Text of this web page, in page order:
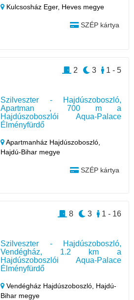
Kulcsosház Eger, Heves megye
SZÉP kártya
Szilveszter - Hajdúszoboszló,
Apartman , 700 m a
Hajdúszoboszlói Aqua-Palace
Élményfürdő
Apartmanház Hajdúszoboszló,
Hajdú-Bihar megye
SZÉP kártya
1 - 5
3
2
Szilveszter - Hajdúszoboszló,
Vendégház, 1.2 km a
Hajdúszoboszlói Aqua-Palace
Élményfürdő
Vendégház Hajdúszoboszló, Hajdú-
Bihar megye
1 - 16
3
8